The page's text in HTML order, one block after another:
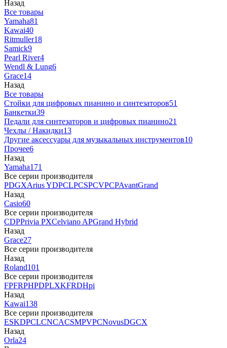
Назад
Все товары
Yamaha81
Kawai40
Ritmuller18
Samick9
Pearl River4
Wendl & Lung6
Grace14
Назад
Все товары
Стойки для цифровых пианино и синтезаторов51
Банкетки39
Педали для синтезаторов и цифровых пианино21
Чехлы / Накидки13
Другие аксессуары для музыкальных инструментов10
Прочее6
Назад
Yamaha171
Все серии производителя
PDGXArius YDPCLPCSPCVPCPAvantGrand
Назад
Casio60
Все серии производителя
CDPPrivia PXCelviano APGrand Hybrid
Назад
Grace27
Все серии производителя
Назад
Roland101
Все серии производителя
FPFRPHPDPLXKFRDHpi
Назад
Kawai138
Все серии производителя
ESKDPCLCNCACSMPVPCNovusDGCX
Назад
Orla24